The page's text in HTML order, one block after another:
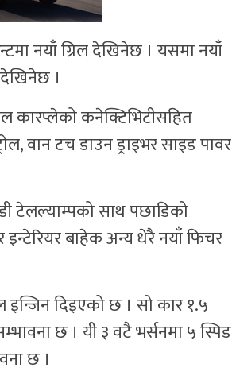
नयाँ ग्रिल देखिनेछ । यसमा नयाँ
।
कारप्लेको कनेक्टिभिटीसहित
वान टच डाउन ड्राइभर साइड पावर
टेलल्याम्पको साथ पछाडिको
बाहेक अन्य धेरै नयाँ फिचर
इन्जिन दिइएको छ । सो कार १.५
छ । यी ३ वटै भर्सनमा ५ स्पिड
छ ।